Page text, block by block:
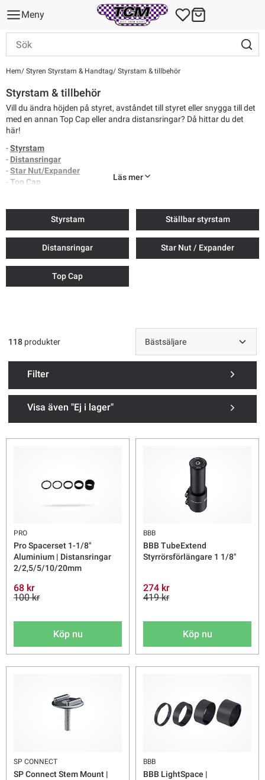
Meny
Hem Styren Styrstam & Handtag Styrstam & tillbehör
Styrstam & tillbehör
Styrstam Ställbar styrstam
Distansringar Star Nut / Expander
Top Cap
Vill du ändra höjden på styret, avståndet till styret eller snygga till det
med en annan Top Cap eller andra distansringar? Då hittar du det
här!
-Styrstam
- Distansringar
-Star Nut/Expander
- Top Cap
Frakt från 69 kr. Skrymmande produkter kan ha högre fraktkostnad.
Läs mer
Filter
Visa även "Ej i lager"
118 produkter
PRO
Pro Spacerset 1-1/8"
Aluminium | Distansringar
2/2,5/5/10/20mm
68 kr
100 kr
Köp nu
BBB
BBB TubeExtend
Styrrörsförlängare 1 1/8"
274 kr
419 kr
Köp nu
SP CONNECT
SP Connect Stem Mount |
BBB
BBB LightSpace |